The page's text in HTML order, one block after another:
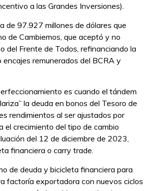
a las Grandes Inversiones).
de 97.927 millones de dólares que
de Cambiemos, que aceptó y no
del Frente de Todos, refinanciando la
encajes remunerados del BCRA y
es cuando el tándem
la deuda en bonos del Tesoro de
rendimientos al ser ajustados por
el crecimiento del tipo de cambio
del 12 de diciembre de 2023,
financiera o carry trade.
de deuda y bicicleta financiera para
factoría exportadora con nuevos ciclos